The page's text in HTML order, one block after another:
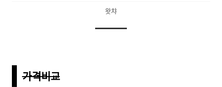
왓챠
가격비교